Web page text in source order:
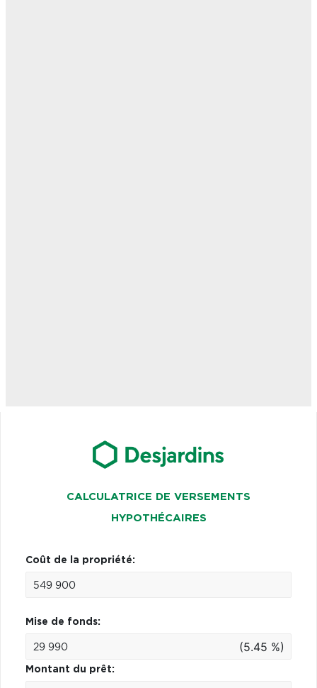
CALCULATRICE DE VERSEMENTS
HYPOTHÉCAIRES
Coût de la propriété:
Mise de fonds:
(5.45 %)
Montant du prêt: